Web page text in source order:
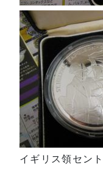
イギリス領セン